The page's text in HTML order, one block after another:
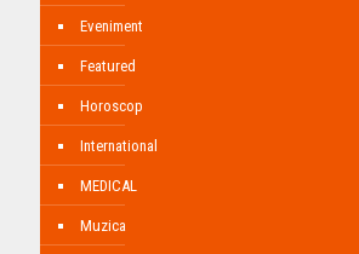
Eveniment
Featured
Horoscop
International
MEDICAL
Muzica